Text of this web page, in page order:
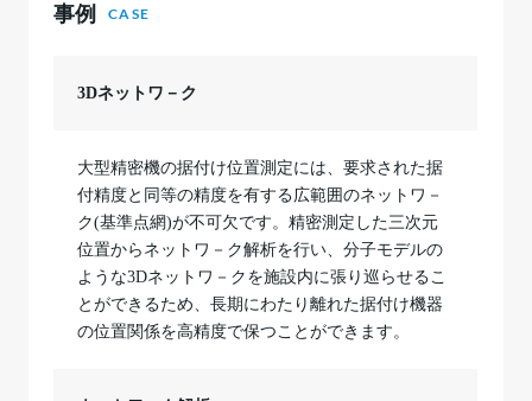
事例 CASE
3Dネットワ－ク
大型精密機の据付け位置測定には、要求された据
付精度と同等の精度を有する広範囲のネットワ－
ク(基準点網)が不可欠です。精密測定した三次元
位置からネットワ－ク解析を行い、分子モデルの
ような3Dネットワ－クを施設内に張り巡らせるこ
とができるため、長期にわたり離れた据付け機器
の位置関係を高精度で保つことができます。